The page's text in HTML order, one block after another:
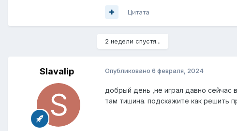
Цитата
2 недели спустя...
Slavalip Опубликовано 6 февраля, 2024
добрый день ,не играл давно сейчас
там тишина. подскажите как решить